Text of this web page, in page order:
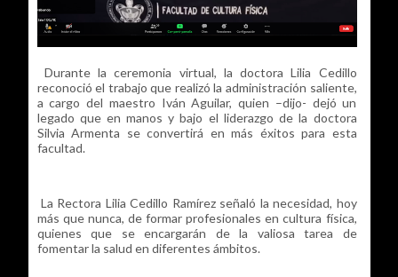
Durante la ceremonia virtual, la doctora Lilia Cedillo
reconoció el trabajo que realizó la administración saliente,
a cargo del maestro Iván Aguilar, quien –dijo- dejó un
legado que en manos y bajo el liderazgo de la doctora
Silvia Armenta se convertirá en más éxitos para esta
facultad.
La Rectora Lilia Cedillo Ramírez señaló la necesidad, hoy
más que nunca, de formar profesionales en cultura física,
quienes que se encargarán de la valiosa tarea de
fomentar la salud en diferentes ámbitos.